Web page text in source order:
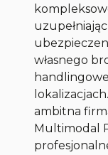
własnego
ambitna
Multimodal